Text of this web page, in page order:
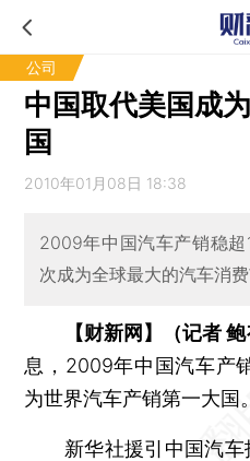
公司
中国取代美国成
国
2010年01月08日 18:38
2009年中国汽车产销稳
次成为全球最大的汽车消
【财新网】（记者 鲍
息，2009年中国汽车产
为世界汽车产销第一大国。
新华社援引中国汽车